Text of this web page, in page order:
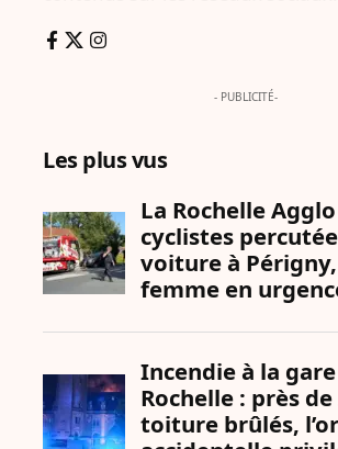
- PUBLICITÉ-
Les plus vus